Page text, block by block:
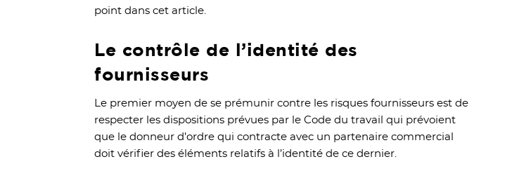
point dans cet article.
Le contrôle de l’identité des
fournisseurs
Le premier moyen de se prémunir contre les risques fournisseurs est de
respecter les dispositions prévues par le Code du travail qui prévoient
que le donneur d’ordre qui contracte avec un partenaire commercial
doit vérifier des éléments relatifs à l’identité de ce dernier.